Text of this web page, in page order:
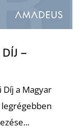
–
Díj a Magyar